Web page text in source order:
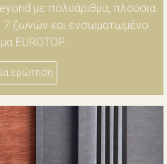
με πολυάριθμα, πλούσια
7 ζωνών και ενσωματωμένο
EUROTOP.
ερώτηση